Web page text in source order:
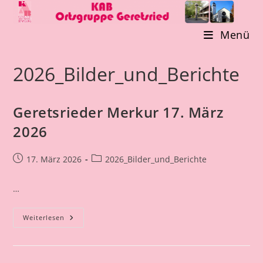
Inhalt
Menü
2026_Bilder_und_Berichte
Geretsrieder Merkur 17. März
2026
Beitrag17. März 2026
Beitrags-
2026_Bilder_und_Berichte
…
Weiterlesen Geretsrieder
Merkur